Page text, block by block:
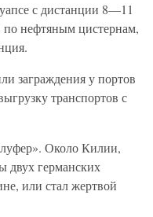
с дистанции 8—11
по нефтяным цистернам,
заграждения у портов
транспортов с
Около Килии,
двух германских
или стал жертвой